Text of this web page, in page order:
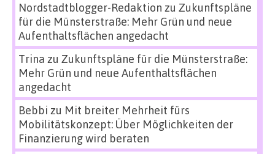
Nordstadtblogger-Redaktion zu Zukunftspläne
für die Münsterstraße: Mehr Grün und neue
Aufenthaltsflächen angedacht
Trina zu Zukunftspläne für die Münsterstraße:
Mehr Grün und neue Aufenthaltsflächen
angedacht
Bebbi zu Mit breiter Mehrheit fürs
Mobilitätskonzept: Über Möglichkeiten der
Finanzierung wird beraten